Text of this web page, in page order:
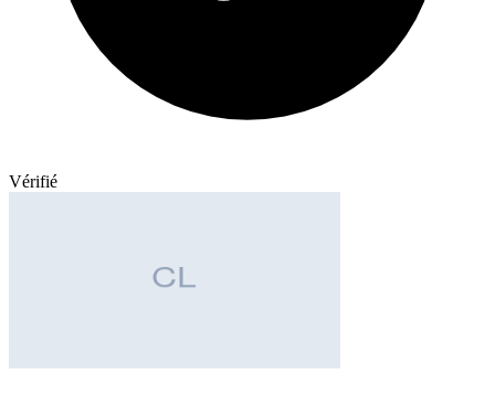
Vérifié